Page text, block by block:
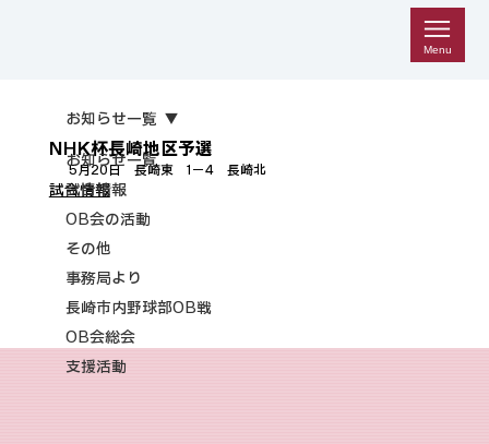
Menu
お知らせ一覧
試合情報
OB会の活動
その他
事務局より
長崎市内野球部OB戦
OB会総会
支援活動
お知らせ一覧
NHK杯長崎地区予選
5月20日　長崎東　1－4　長崎北
試合情報